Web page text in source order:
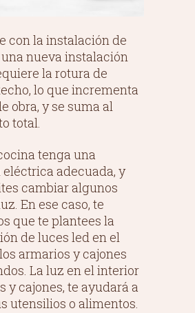
con la instalación de
nueva instalación
la rotura de
lo que incrementa
obra, y se suma al
total.
tenga una
adecuada, y
cambiar algunos
En ese caso, te
que te plantees la
de luces led en el
armarios y cajones
La luz en el interior
y cajones, te ayudará a
utensilios o alimentos.